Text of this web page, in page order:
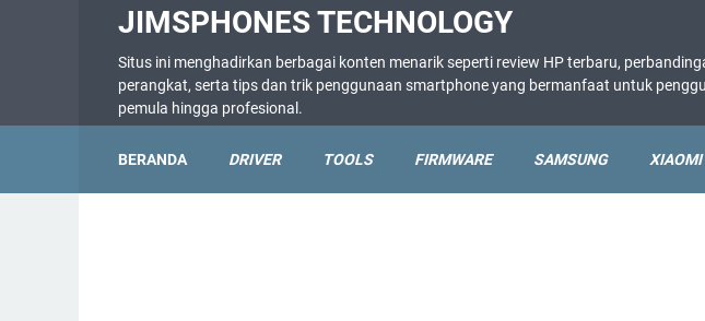
JIMSPHONES TECHNOLOGY
Situs ini menghadirkan berbagai konten menarik seperti review HP terbaru,
perangkat, serta tips dan trik penggunaan smartphone yang bermanfaat untuk
pemula hingga profesional.
BERANDA DRIVER TOOLS FIRMWARE SAMSUNG XIAOMI